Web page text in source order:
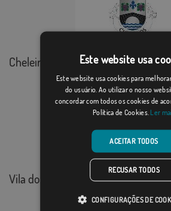
Cheleiros
Vila do Porto
Este website usa
Este website usa cookies para
do usuário. Ao utilizar o nosso
concordar com todos os cookies de
Política de Cookies. Ler
ACEITAR TODOS
RECUSAR TODOS
CONFIGURAÇÕES DE